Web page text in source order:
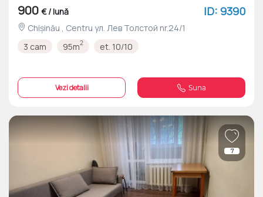
900 € / lună ID: 9390
Chișinău , Centru ул. Лев Толстой nr.24/1
3 cam
95m2 et. 10/10
Vezi detalii Suna
7